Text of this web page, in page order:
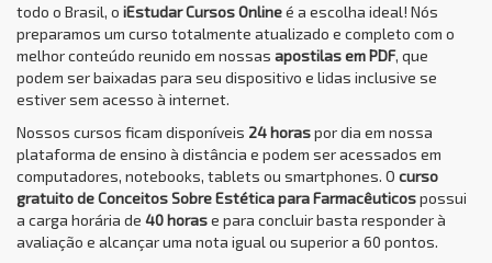
todo o Brasil, o iEstudar Cursos Onlineé a escolha ideal! Nós
preparamos um curso totalmente atualizado e completo com o
melhor conteúdo reunido em nossas apostilas em PDF, que
podem ser baixadas para seu dispositivo e lidas inclusive se
estiver sem acesso à internet.
Nossos cursos ficam disponíveis 24 horaspor dia em nossa
plataforma de ensino à distância e podem ser acessados em
computadores, notebooks, tablets ou smartphones. O curso
gratuito de Conceitos Sobre Estética para Farmacêuticospossui
a carga horária de 40 horase para concluir basta responder à
avaliação e alcançar uma nota igual ou superior a 60 pontos.